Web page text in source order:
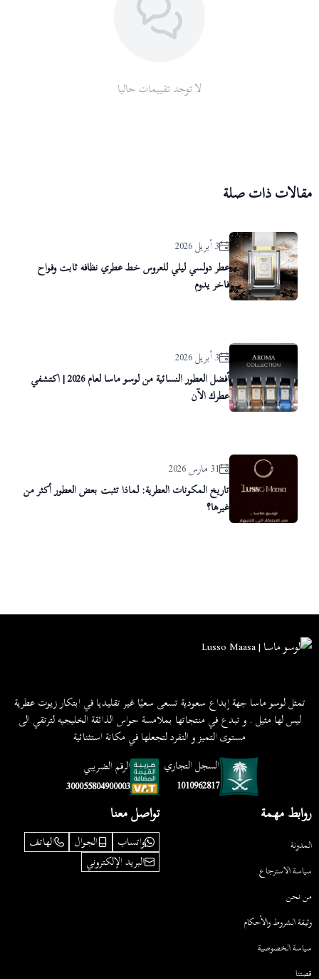
لا توجد تقييمات حاليا
مقالات ذات صلة
3 أبريل 2026
عطر دولسي ليلي للعروس خط عطري نظافه ثابت وفواح
فاخر يدوم
3 أبريل 2026
أفضل العطور النسائية من لوسو ماسا لعام 2026 | اكتشفي
عطرك الآن
31 مارس 2026
تاريخ المكونات العطرية: لماذا تثبت بعض العطور أكثر من
غيرها؟
تمثل لوسو ماسا جهة إبداع سعودية تسعى سعيًا غير تقليديا في ابتكار زيوت عطرية
ليس لها مثيل . و تبدع في منتجاتها بملامسة حواس الذائقة الخليجيه لترتقي الى
مستوى التميز و التفرد لتجعلها في مكانة استثنائية
السجل التجاري
1010962817
الرقم الضريبي
300055804900003
روابط مهمة
المدونة
سياسة الاسترجاع
من نحن
وثيقة الشروط والأحكام
سياسة الخصوصية
قصتنا
تواصل معنا
واتساب الجوال
الهاتف
البريد الإلكتروني